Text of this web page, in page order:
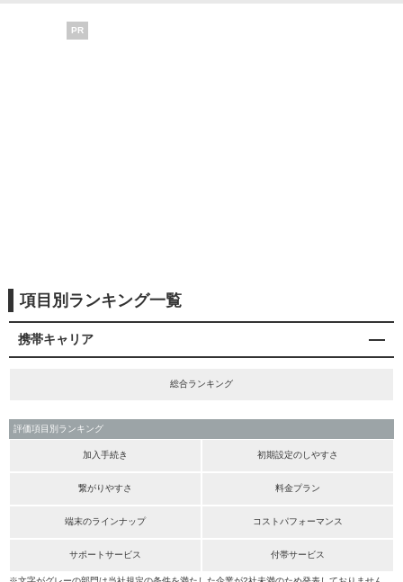
PR
項目別ランキング一覧
携帯キャリア
総合ランキング
評価項目別ランキング
加入手続き 初期設定のしやすさ
繋がりやすさ 料金プラン
端末のラインナップ コストパフォーマンス
サポートサービス 付帯サービス